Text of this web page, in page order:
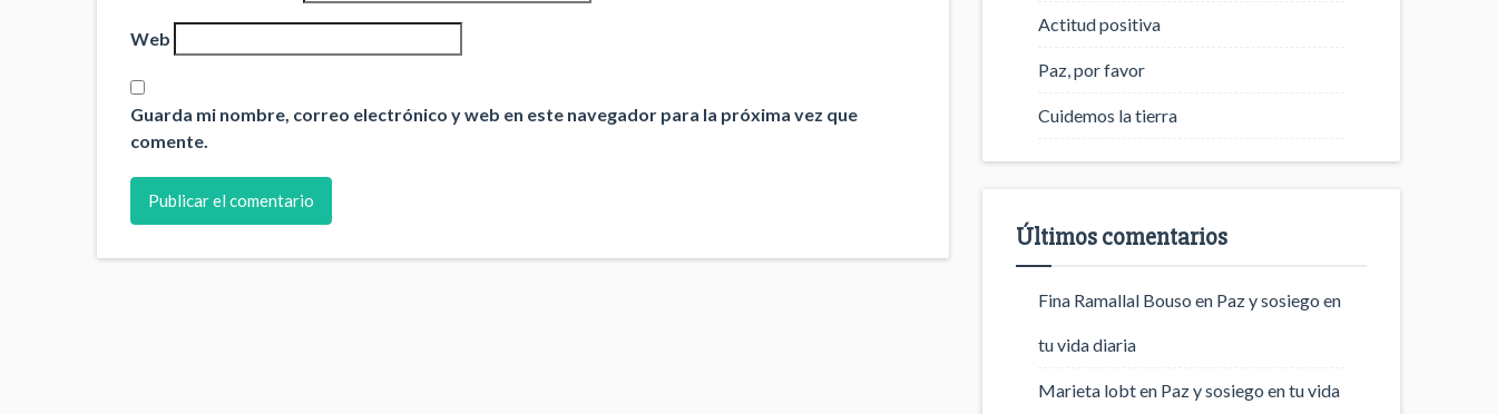
Web
Guarda mi nombre, correo electrónico y web en este navegador para la próxima vez que
comente.
Actitud positiva
Paz, por favor
Cuidemos la tierra
Últimos comentarios
Fina Ramallal Bouso en Paz y sosiego en
tu vida diaria
Marieta lobten Paz y sosiego en tu vida